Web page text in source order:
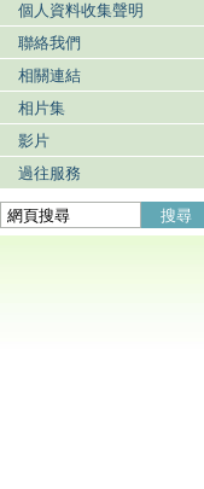
個人資料收集聲明
聯絡我們
相關連結
相片集
影片
過往服務
搜尋